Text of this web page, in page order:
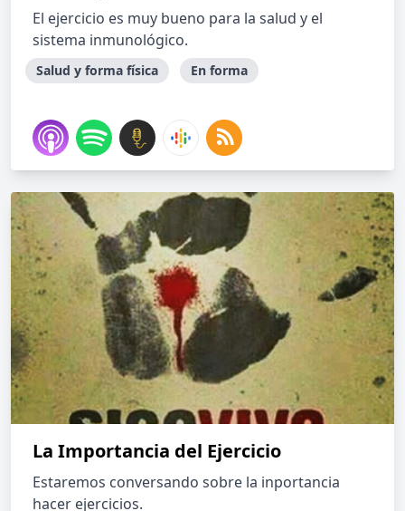
El ejercicio es muy bueno para la salud y el
sistema inmunológico.
Salud y forma física En forma
La Importancia del Ejercicio
Estaremos conversando sobre la inportancia
hacer ejercicios.